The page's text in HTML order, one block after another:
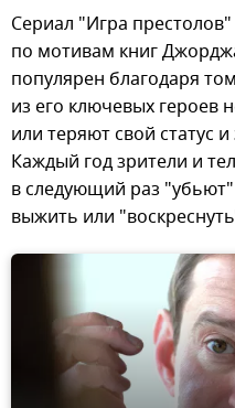
Сериал "Игра
по мотивам книг
популярен благодаря
из его ключевых героев
или теряют свой статус
Каждый год зрители и
в следующий раз "убьют"
выжить или